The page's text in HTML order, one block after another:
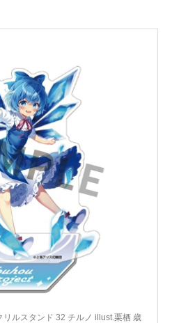
ルスタンド 32 チルノ illust.栗栖 歳